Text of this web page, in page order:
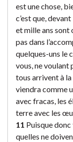
est une chose,
c’est que,
et mille ans sont
pas dans
quelques-uns le
vous, ne voulant
tous arrivent à
viendra comme
avec fracas, les
terre avec les
11 Puisque
quelles ne